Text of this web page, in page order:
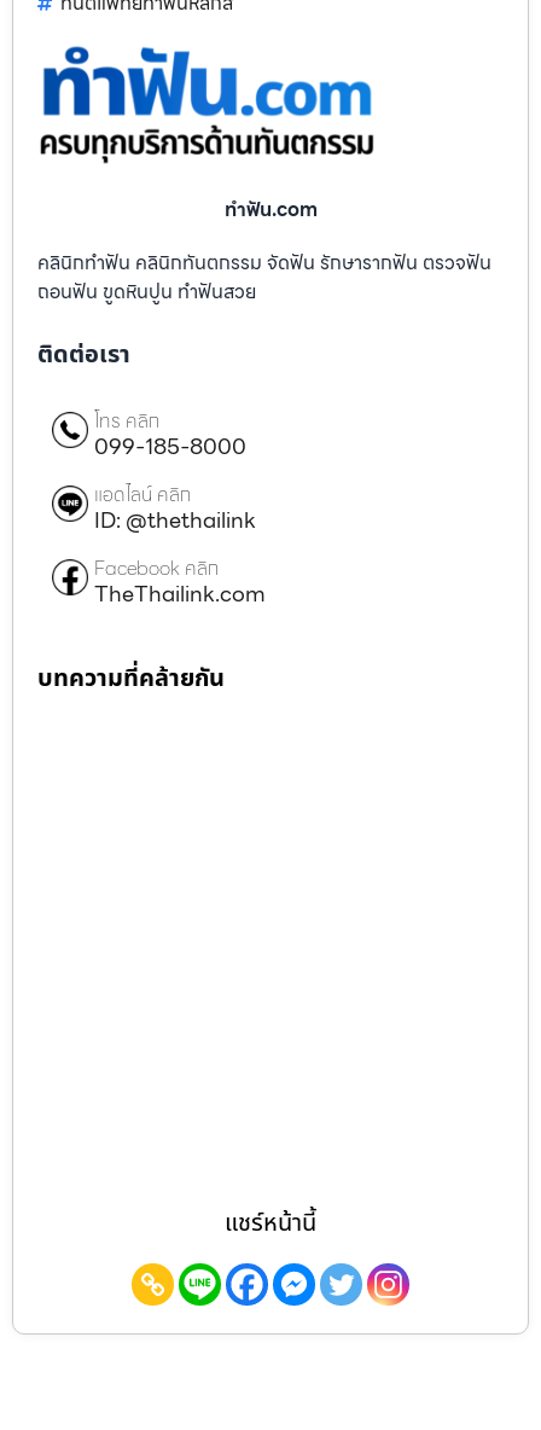
ทําฟัน.com
คลินิกทำฟัน คลินิกทันตกรรม จัดฟัน รักษารากฟัน ตรวจฟัน
ถอนฟัน ขูดหินปูน ทำฟันสวย
ติดต่อเรา
โทร คลิก
099-185-8000
แอดไลน์ คลิก
ID: @thethailink
Facebook คลิก
TheThailink.com
บทความที่คล้ายกัน
แชร์หน้านี้